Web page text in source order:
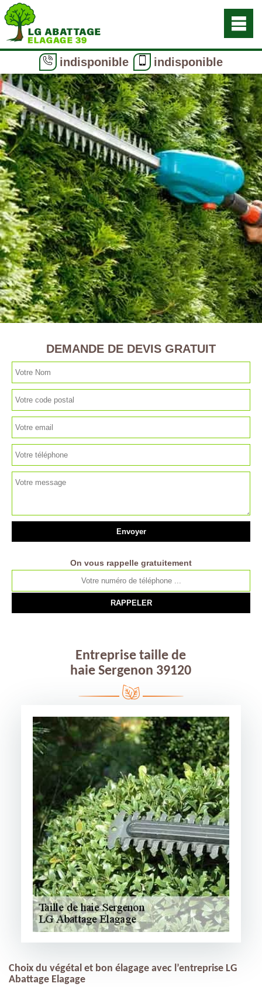
indisponible indisponible
DEMANDE DE DEVIS GRATUIT
On vous rappelle gratuitement
Entreprise taille de
haie Sergenon 39120
Choix du végétal et bon élagage avec l’entreprise LG
Abattage Elagage